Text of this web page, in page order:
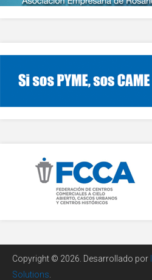
Copyright © 2026. Desarrollado por
Solutions